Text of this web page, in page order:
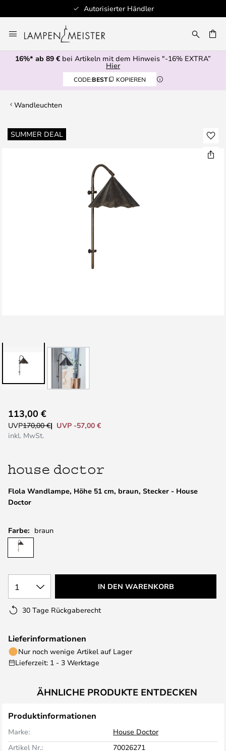
Autorisierter Händler
Inhalt
springen
16%* ab 89 € bei Artikeln mit dem Hinweis "-16% EXTRA”
Hier
CODE:BEST KOPIEREN
Wandleuchten
SUMMER DEAL
Zum
Ende
Anfang
der
Flola Wandlampe, Höhe 51 cm, braun, Stecker - House
Doctor
113,00 €
UVP170,00 €
UVP -57,00 €
inkl. MwSt.
Farbe: braun
1 IN DEN WARENKORB
30 Tage Rückgaberecht
Lieferinformationen
Nur noch wenige Artikel auf Lager
Lieferzeit: 1 - 3 Werktage
ÄHNLICHE PRODUKTE ENTDECKEN
Produktinformationen
Marke:
House Doctor
Artikel Nr.:
70026271